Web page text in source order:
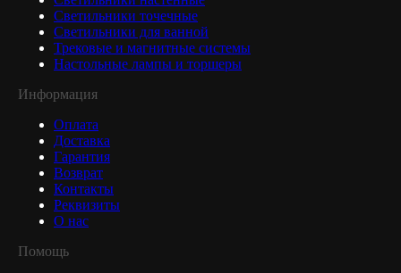
Светильники точечные
Светильники для ванной
Трековые и магнитные системы
Настольные лампы и торшеры
Информация
Оплата
Доставка
Гарантия
Возврат
Контакты
Реквизиты
О нас
Помощь